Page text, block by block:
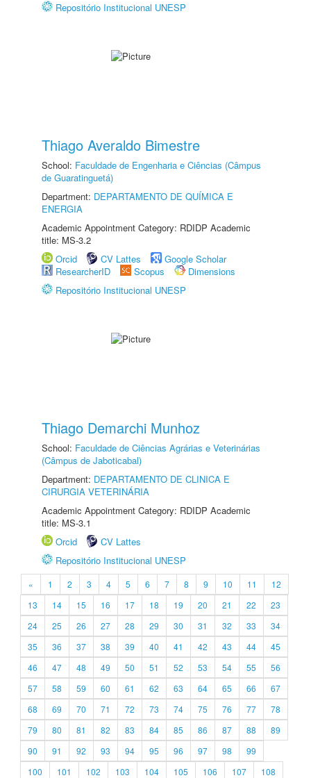
Repositório Institucional UNESP
Thiago Averaldo Bimestre
School: Faculdade de Engenharia e Ciências (Câmpus
de Guaratinguetá)
Department: DEPARTAMENTO DE QUÍMICA E
ENERGIA
Academic Appointment Category: RDIDP Academic
title: MS-3.2
Orcid
CV Lattes
Google Scholar
ResearcherID
Scopus
Dimensions
Repositório Institucional UNESP
Thiago Demarchi Munhoz
School: Faculdade de Ciências Agrárias e Veterinárias
(Câmpus de Jaboticabal)
Department: DEPARTAMENTO DE CLINICA E
CIRURGIA VETERINÁRIA
Academic Appointment Category: RDIDP Academic
title: MS-3.1
Orcid
CV Lattes
Repositório Institucional UNESP
« 1 2 3 4 5 6 7 8 9 10 11
12
13
14 15 16 17 18 19 20 21 22
23
24
25 26 27 28 29 30 31 32 33
34
35
36 37 38 39 40 41 42 43 44
45
46
47 48 49 50 51 52 53 54 55
56
57
58 59 60 61 62 63 64 65 66
67
68
69 70 71 72 73 74 75 76 77
78
79
80 81 82 83 84 85 86 87 88
89
90
91 92 93 94 95 96 97 98
99
100
101 102 103 104 105 106 107
108